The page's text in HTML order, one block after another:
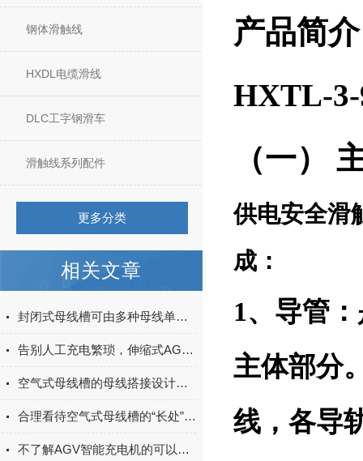
钢体滑触线
HXDL电缆滑线
DLC工字钢滑车
滑触线系列配件
更多分类
相关文章
封闭式母线槽可由多种母线单元组成，它们分别是？
告别人工充电繁琐，伸缩式AGV智能充电站自动补能更省心
空气式母线槽的母线搭接设计原则
合理看待空气式母线槽的“长处”与“不足”
不了解AGV智能充电机的可以进来看看
产品简
HXTL-3-
（一）
供电安全滑
成：
1、导管
主体部分
线，各导